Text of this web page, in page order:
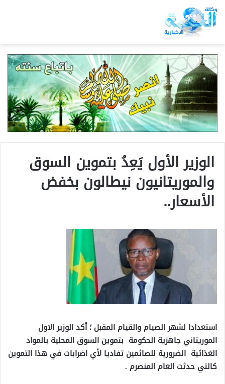
الوزير الأول يَعِدُ بتموين السوق
والموريتانيون نيطالون بخفض
الأسعار..
استعدادا لشهر الصيام والقيام المقبل ؛ أكد الوزير الاول
الموريتاني جاهزية الحكومة بتموين السوق المحلية بالمواد
الغذائية الضرورية للصائمين تفاديا لأي اضرابات في هذا التموين
كالتي حدثت العام المنصرم .